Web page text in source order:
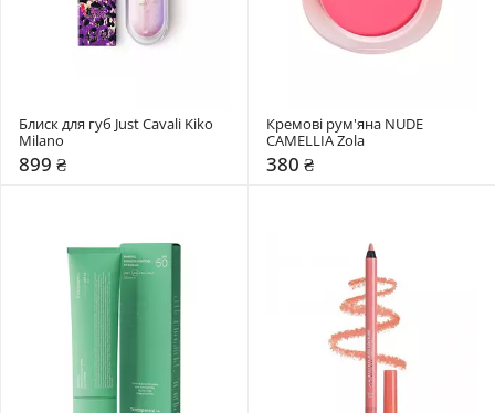
Блиск для губ Just Cavali Kiko
Milano
899 ₴
Кремові рум'яна NUDE
CAMELLIA Zola
380 ₴